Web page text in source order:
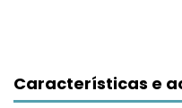
Características e